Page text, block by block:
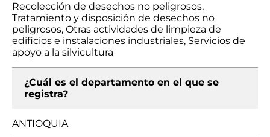
Recolección de desechos no peligrosos,
Tratamiento y disposición de desechos no
peligrosos, Otras actividades de limpieza de
edificios e instalaciones industriales, Servicios de
apoyo a la silvicultura
¿Cuál es el departamento en el que se
registra?
ANTIOQUIA